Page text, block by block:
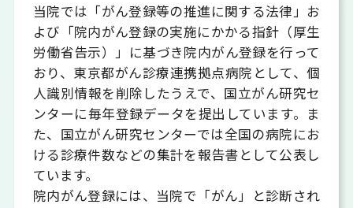
当院では「がん登録等の推進に関する法律」お
よび「院内がん登録の実施にかかる指針（厚生
労働省告示）」に基づき院内がん登録を行って
おり、東京都がん診療連携拠点病院として、個
人識別情報を削除したうえで、国立がん研究セ
ンターに毎年登録データを提出しています。ま
た、国立がん研究センターでは全国の病院にお
ける診療件数などの集計を報告書として公表し
ています。
院内がん登録には、当院で「がん」と診断され